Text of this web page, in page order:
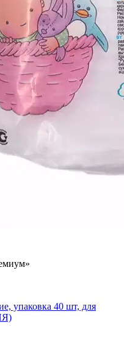
упаковка 40 шт, для